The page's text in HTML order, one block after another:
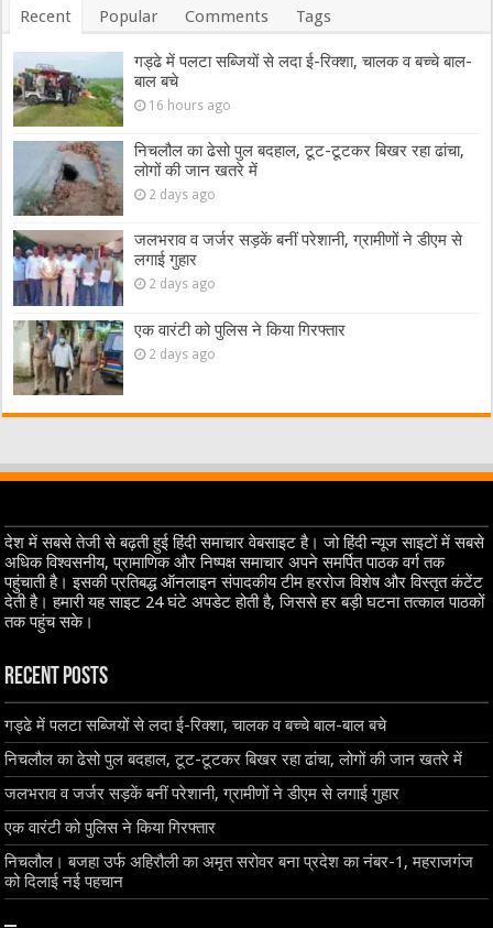
Recent Popular Comments Tags
गड्ढे में पलटा सब्जियों से लदा ई-रिक्शा, चालक व बच्चे बाल-
बाल बचे
16 hours ago
निचलौल का ढेसो पुल बदहाल, टूट-टूटकर बिखर रहा ढांचा,
लोगों की जान खतरे में
2 days ago
जलभराव व जर्जर सड़कें बनीं परेशानी, ग्रामीणों ने डीएम से
लगाई गुहार
2 days ago
एक वारंटी को पुलिस ने किया गिरफ्तार
2 days ago
देश में सबसे तेजी से बढ़ती हुई हिंदी समाचार वेबसाइट है। जो हिंदी न्यूज साइटों में सबसे
अधिक विश्वसनीय, प्रामाणिक और निष्पक्ष समाचार अपने समर्पित पाठक वर्ग तक
पहुंचाती है। इसकी प्रतिबद्ध ऑनलाइन संपादकीय टीम हररोज विशेष और विस्तृत कंटेंट
देती है। हमारी यह साइट 24 घंटे अपडेट होती है, जिससे हर बड़ी घटना तत्काल पाठकों
तक पहुंच सके।
Recent Posts
गड्ढे में पलटा सब्जियों से लदा ई-रिक्शा, चालक व बच्चे बाल-बाल बचे
निचलौल का ढेसो पुल बदहाल, टूट-टूटकर बिखर रहा ढांचा, लोगों की जान खतरे में
जलभराव व जर्जर सड़कें बनीं परेशानी, ग्रामीणों ने डीएम से लगाई गुहार
एक वारंटी को पुलिस ने किया गिरफ्तार
निचलौल। बजहा उर्फ अहिरौली का अमृत सरोवर बना प्रदेश का नंबर-1, महराजगंज
को दिलाई नई पहचान